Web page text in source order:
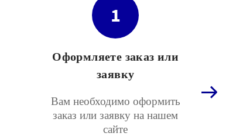
1
Оформляете заказ или
заявку
Вам необходимо оформить
заказ или заявку на нашем
сайте